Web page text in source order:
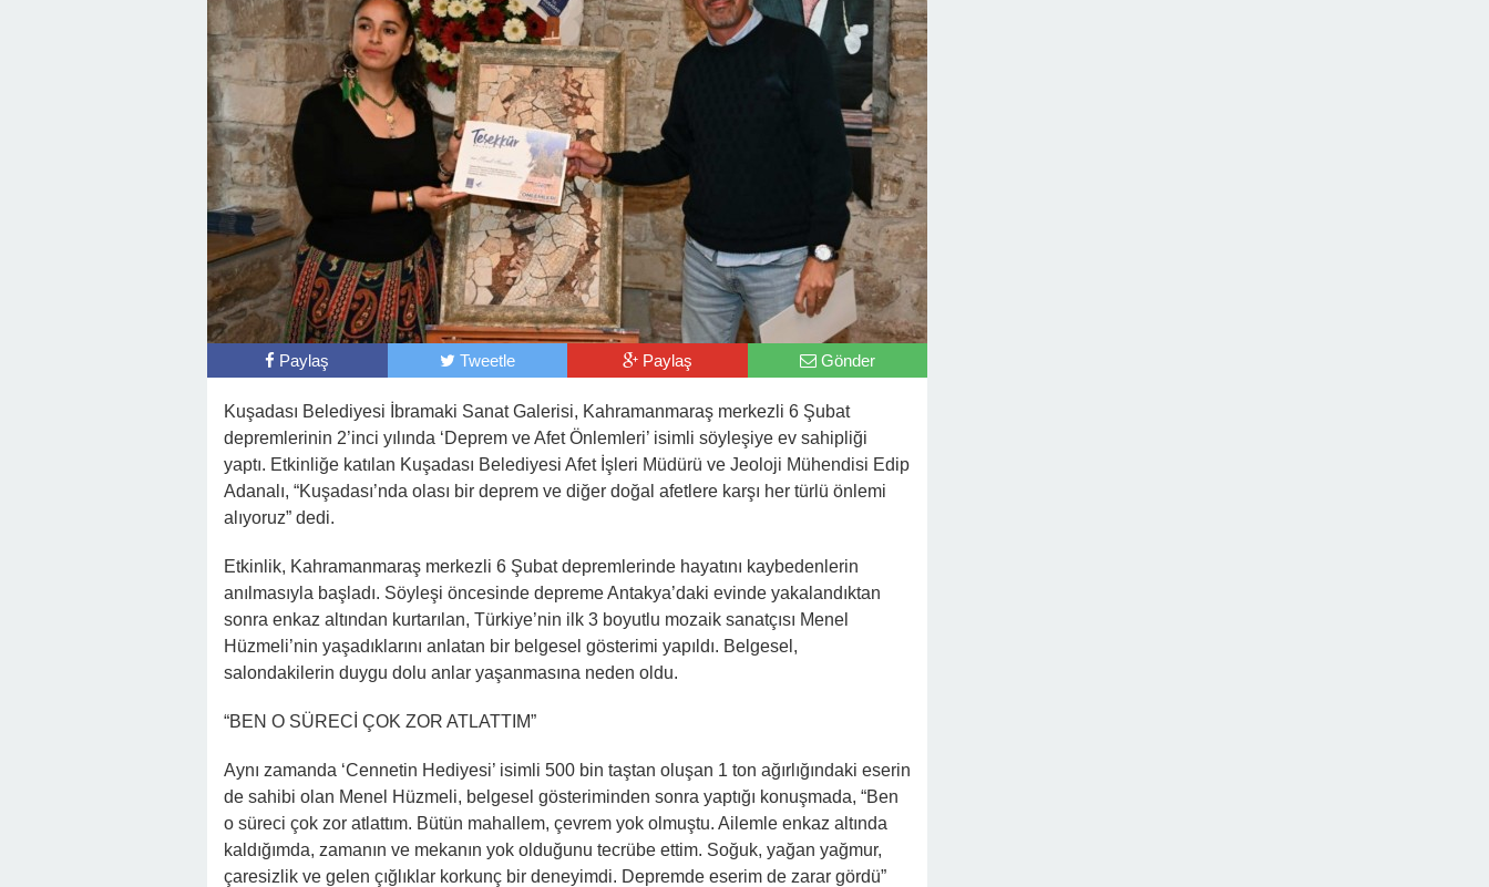
Paylaş Tweetle Paylaş Gönder
Kuşadası Belediyesi İbramaki Sanat Galerisi, Kahramanmaraş merkezli 6 Şubat
depremlerinin 2’inci yılında ‘Deprem ve Afet Önlemleri’ isimli söyleşiye ev sahipliği
yaptı. Etkinliğe katılan Kuşadası Belediyesi Afet İşleri Müdürü ve Jeoloji Mühendisi Edip
Adanalı, “Kuşadası’nda olası bir deprem ve diğer doğal afetlere karşı her türlü önlemi
alıyoruz” dedi.
Etkinlik, Kahramanmaraş merkezli 6 Şubat depremlerinde hayatını kaybedenlerin
anılmasıyla başladı. Söyleşi öncesinde depreme Antakya’daki evinde yakalandıktan
sonra enkaz altından kurtarılan, Türkiye’nin ilk 3 boyutlu mozaik sanatçısı Menel
Hüzmeli’nin yaşadıklarını anlatan bir belgesel gösterimi yapıldı. Belgesel,
salondakilerin duygu dolu anlar yaşanmasına neden oldu.
“BEN O SÜRECİ ÇOK ZOR ATLATTIM”
Aynı zamanda ‘Cennetin Hediyesi’ isimli 500 bin taştan oluşan 1 ton ağırlığındaki eserin
de sahibi olan Menel Hüzmeli, belgesel gösteriminden sonra yaptığı konuşmada, “Ben
o süreci çok zor atlattım. Bütün mahallem, çevrem yok olmuştu. Ailemle enkaz altında
kaldığımda, zamanın ve mekanın yok olduğunu tecrübe ettim. Soğuk, yağan yağmur,
çaresizlik ve gelen çığlıklar korkunç bir deneyimdi. Depremde eserim de zarar gördü”